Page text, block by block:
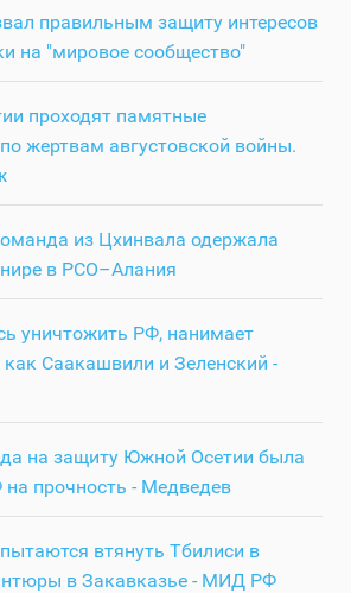
правильным защиту интересов
на "мировое сообщество"
проходят памятные
жертвам августовской войны.
из Цхинвала одержала
в РСО–Алания
уничтожить РФ, нанимает
как Саакашвили и Зеленский -
на защиту Южной Осетии была
прочность - Медведев
втянуть Тбилиси в
в Закавказье - МИД РФ